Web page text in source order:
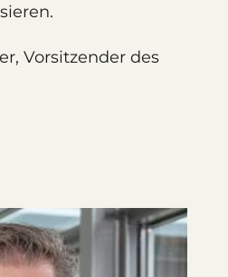
Vorsitzender des